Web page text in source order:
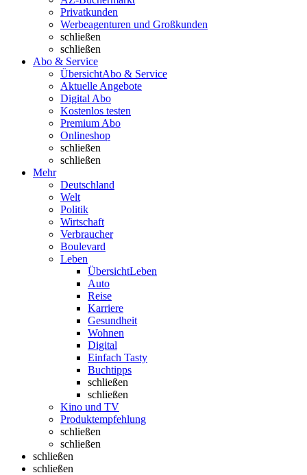
Privatkunden
Werbeagenturen und Großkunden
schließen
schließen
Abo & Service
ÜbersichtAbo & Service
Aktuelle Angebote
Digital Abo
Kostenlos testen
Premium Abo
Onlineshop
schließen
schließen
Mehr
Deutschland
Welt
Politik
Wirtschaft
Verbraucher
Boulevard
Leben
ÜbersichtLeben
Auto
Reise
Karriere
Gesundheit
Wohnen
Digital
Einfach Tasty
Buchtipps
schließen
schließen
Kino und TV
Produktempfehlung
schließen
schließen
schließen
schließen